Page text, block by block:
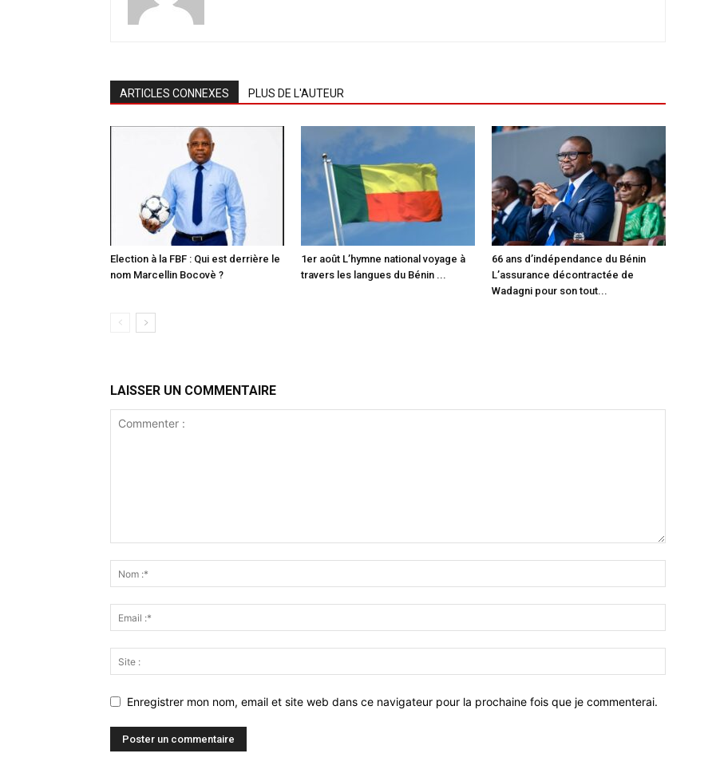
ARTICLES CONNEXES PLUS DE L'AUTEUR
Election à la FBF : Qui est derrière le
nom Marcellin Bocovè ?
1er août L’hymne national voyage à
travers les langues du Bénin ...
66 ans d’indépendance du Bénin
L’assurance décontractée de
Wadagni pour son tout...
LAISSER UN COMMENTAIRE
Enregistrer mon nom, email et site web dans ce navigateur pour la prochaine fois que je commenterai.